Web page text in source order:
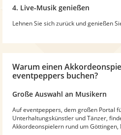
4. Live-Musik genießen
Lehnen Sie sich zurück und genießen
Warum einen
eventpeppers buchen?
Große Auswahl an Musikern
Auf eventpeppers, dem großen Portal
Unterhaltungskünstler und Tänzer,
Akkordeonspielern rund um Göttingen,